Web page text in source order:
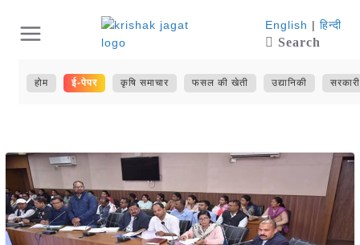
content
English | हिन्दी
Search
होम ई-पेपर कृषि समाचार फसल की खेती उद्यानिकी